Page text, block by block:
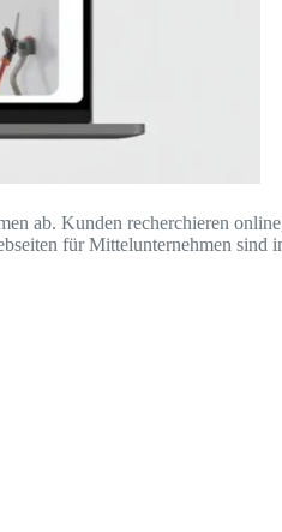
ab. Kunden recherchieren
für Mittelunternehmen sind